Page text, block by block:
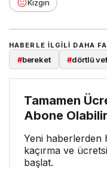
Kızgın
HABERLE ILGILI DAHA
#bereket #dörtlü
Tamamen
Abone
Yeni haberlerden
kaçırma ve
başlat.